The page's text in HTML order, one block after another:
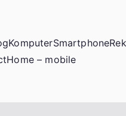
KomputerSmartphone
Home – mobile